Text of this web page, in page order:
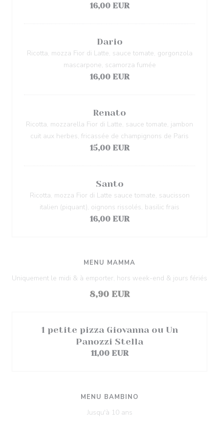
16,00 EUR
Dario
Ricotta, mozza Fior di Latte, sauce tomate, gorgonzola
mascarpone, scamorza fumée
16,00 EUR
Renato
Ricotta, mozzarella Fior di Latte, sauce tomate, jambon
cuit aux herbes, fricassée de champignons de Paris
15,00 EUR
Santo
Ricotta, mozza Fior di Latte sauce tomate, saucisson
italien (piquant), oignons rissolés, basilic frais
16,00 EUR
MENU MAMMA
Uniquement le midi & à emporter, hors week-end & jours fériés
8,90 EUR
1 petite pizza Giovanna ou Un
Panozzi Stella
11,00 EUR
MENU BAMBINO
Jusqu'à 10 ans